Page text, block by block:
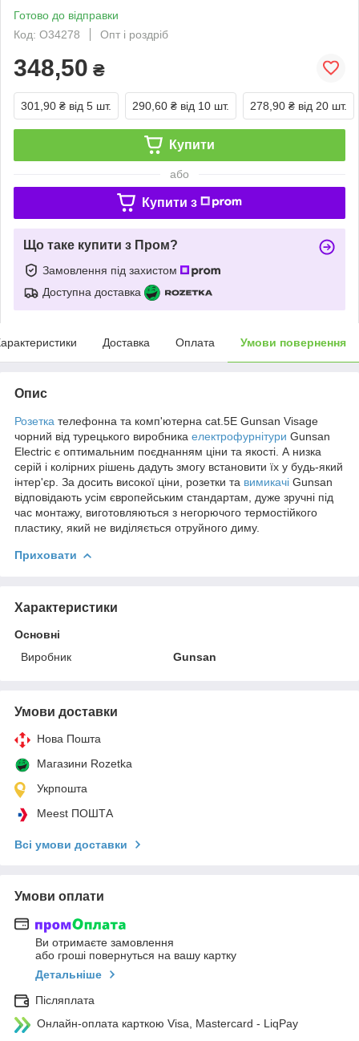
Готово до відправки
Код: O34278
Опт і роздріб
348,50 ₴
301,90 ₴ від 5 шт. 290,60 ₴ від 10 шт. 278,90 ₴ від 20 шт.
Купити
або
Купити з
Що таке купити з Пром?
Замовлення під захистом
Доступна доставка
Доставка Оплата Умови повернення
Опис
Розетка телефонна та комп'ютерна cat.5E Gunsan Visage
чорний від турецького виробника електрофурнітури Gunsan
Electric є оптимальним поєднанням ціни та якості. А низка
серій і колірних рішень дадуть змогу встановити їх у будь-який
інтер'єр. За досить високої ціни, розетки та вимикачі Gunsan
відповідають усім європейським стандартам, дуже зручні під
час монтажу, виготовляються з негорючого термостійкого
пластику, який не виділяється отруйного диму.
Приховати
Характеристики
Основні
Виробник
Gunsan
Умови доставки
Нова Пошта
Магазини Rozetka
Укрпошта
Meest ПОШТА
Всі умови доставки
Умови оплати
Ви отримаєте замовлення
або гроші повернуться на вашу картку
Детальніше
Післяплата
Онлайн-оплата карткою Visa, Mastercard - LiqPay